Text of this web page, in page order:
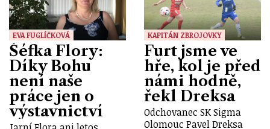
EVA FUGLÍČKOVÁ
Šéfka Flory:
Díky Bohu
není naše
práce jen o
výstavnictví
KAPITÁN ZBROJOVKY
Furt jsme ve
hře, kol je před
námi hodně,
řekl Dreksa
Odchovanec SK Sigma
Olomouc Pavel Dreksa